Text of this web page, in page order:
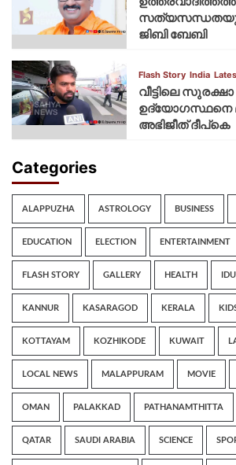
ജിബി ബേബി
Flash Story India
വീട്ടിലെ സുരക്ഷാ
ഉദ്യോഗസ്ഥനെ
അഭിജീത് ദീപ്‌കെ
Categories
ALAPPUZHA ASTROLOGY BUSINESS
EDUCATION ELECTION ENTERTAINMENT
FLASH STORY GALLERY HEALTH
KANNUR KASARAGOD KERALA
KOTTAYAM KOZHIKODE KUWAIT
LOCAL NEWS MALAPPURAM MOVIE
OMAN PALAKKAD PATHANAMTHITTA
QATAR SAUDI ARABIA SCIENCE